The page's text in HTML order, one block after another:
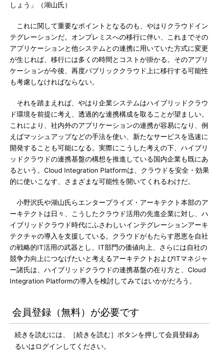
しょう」（湖山氏）
これに関して重要なポイントとなるのも、やはりクラウドイン
テグレーションだ。オンプレミスへの移行に伴い、これまでその
アプリケーションと他システムとの連携に用いていた方式に変更
が生じれば、移行には多くの時間とコストが掛かる。そのアプリ
ケーションが今後、再度パブリッククラウド上に移行する可能性
も考慮しなければならない。
それを踏まえれば、やはり企業システムはハイブリッドクラウ
ド環境を前提に考え、透過的な連携構成を取ることが望ましい。
これにより、社内外のアプリケーションの連携が容易になり、例
えばマッシュアップなどの手法を使い、新たなサービスを迅速に
開発することも可能になる。実際にこうした考えの下、ハイブリ
ッドクラウドの連携基盤の構想を推進している国内企業も既にあ
るという。Cloud Integration Platformは、クラウドを安全・効果
的に使いこなす、さまざまな可能性を開いてくれるわけだ。
小野沢氏や湖山氏らエンタープライズ・アーキテクト本部のア
ーキテクトは日々、こうしたクラウド活用の先進企業に対し、ハ
イブリッドクラウド時代にふさわしいインテグレーションアーキ
テクチャの導入を支援している。クラウドがもたらす恩恵を自社
の戦略的IT活用の武器とし、IT部門の価値向上、さらには自社の
競争力向上につなげたいと考えるアーキテクトおよびITマネジャ
ー諸氏は、ハイブリッドクラウドの連携基盤の在り方と、Cloud
Integration Platformの導入を検討してみてはいかがだろう。
会員登録（無料）が必要です
続きを読むには、［続きを読む］ボタンを押して会員登録あ
るいはログインしてください。